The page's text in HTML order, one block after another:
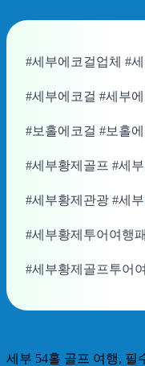
#세부에코걸업체 #
#세부에코걸 #세부
#보홀에코걸 #보홀
#세부황제골프 #세
#세부황제관광 #세
#세부황제투어여행
#세부황제골프투어
세부 54홀 골프 여행, 필